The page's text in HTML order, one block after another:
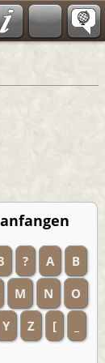
? A
B
M N
O
Y Z [